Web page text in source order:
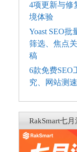
4项更新与修
境体验
Yoast SEO
筛选、焦点
稿
6款免费SEO
究、网站测
RakSmart七月